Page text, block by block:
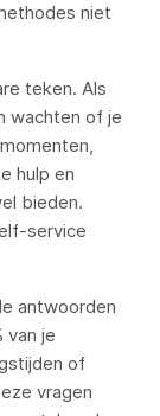
niet
teken. Als
wachten of je
hulp en
bieden.
service
antwoorden
van je
of
vragen